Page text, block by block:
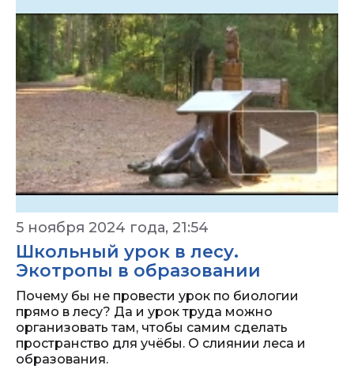
5 ноября 2024 года, 21:54
Школьный урок в лесу.
Экотропы в образовании
Почему бы не провести урок по биологии
прямо в лесу? Да и урок труда можно
организовать там, чтобы самим сделать
пространство для учёбы. О слиянии леса и
образования.